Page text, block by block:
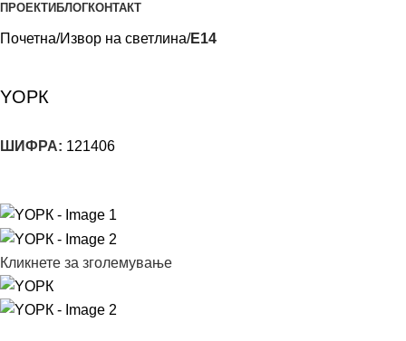
ПРОЕКТИ БЛОГКОНТАКТ
Почетна Извор на светлина E14
YОРК
ШИФРА: 121406
Кликнете за зголемување